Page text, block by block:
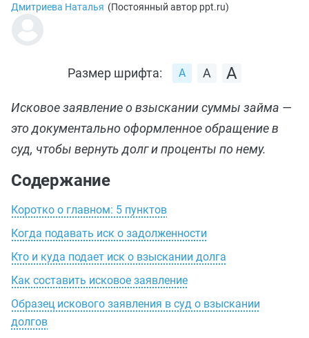
Дмитриева Наталья (Постоянный автор ppt.ru)
Размер шрифта:
Исковое заявление о взыскании суммы займа —
это документально оформленное обращение в
суд, чтобы вернуть долг и проценты по нему.
Содержание
Коротко о главном: 5 пунктов
Когда подавать иск о задолженности
Кто и куда подает иск о взыскании долга
Как составить исковое заявление
Образец искового заявления в суд о взыскании
долгов